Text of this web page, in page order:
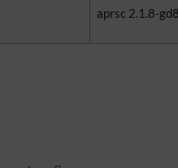
aprsc 2.1.8-